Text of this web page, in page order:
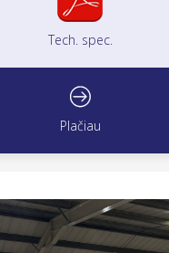
Tech. spec.
Plačiau